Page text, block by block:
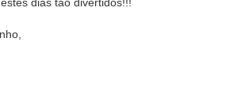
dias tão divertidos!!!